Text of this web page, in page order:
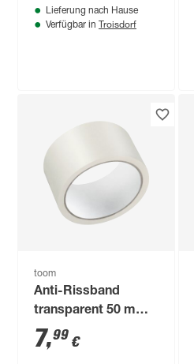
Lieferung nach Hause
Verfügbar in Troisdorf
toom
Anti-Rissband
transparent 50 mm x
10 m
7,99 €